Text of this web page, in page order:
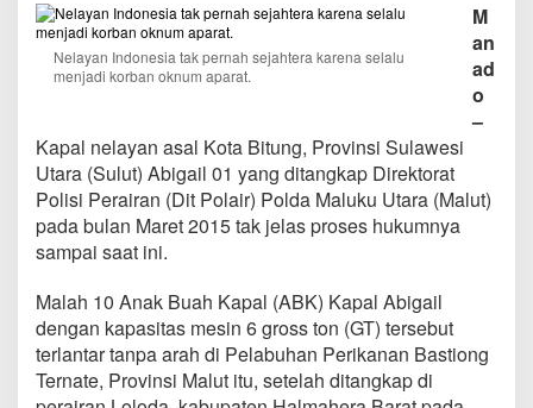
t
n
r
l
a
n
t
,
K
e
l
u
a
Nelayan Indonesia tak pernah sejahtera karena selalu
menjadi korban oknum aparat.
M
an
ad
o
–
Kapal nelayan asal Kota Bitung, Provinsi Sulawesi
Utara (Sulut) Abigail 01 yang ditangkap Direktorat
Polisi Perairan (Dit Polair) Polda Maluku Utara (Malut)
pada bulan Maret 2015 tak jelas proses hukumnya
sampai saat ini.
Malah 10 Anak Buah Kapal (ABK) Kapal Abigail
dengan kapasitas mesin 6 gross ton (GT) tersebut
terlantar tanpa arah di Pelabuhan Perikanan Bastiong
Ternate, Provinsi Malut itu, setelah ditangkap di